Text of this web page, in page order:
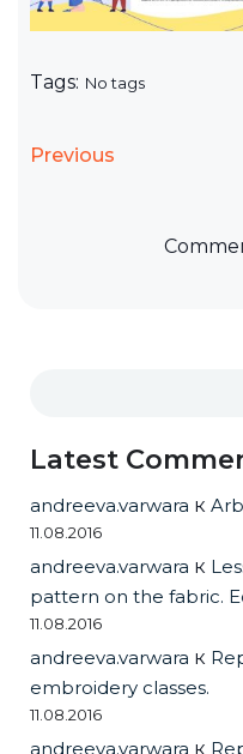
Tags: No tags
Previous
Latest
andreeva.varwara к
11.08.2016
andreeva.varwara к
pattern on the fabric.
11.08.2016
andreeva.varwara к
embroidery classes.
11.08.2016
andreeva.varwara к